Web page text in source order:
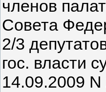
членов
Совета
2/3
гос. власти
14.09.2009